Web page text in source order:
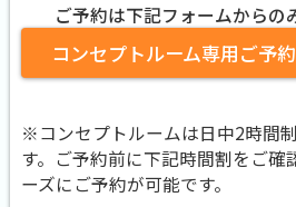
ご予約は下記フォームからの
コンセプトルーム専用ご予
※コンセプトルームは日中2時間
す。ご予約前に下記時間割をご確
ーズにご予約が可能です。